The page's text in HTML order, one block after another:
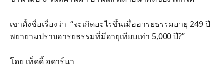
เขาตั้งชื่อเรื่องว่า “จะเกิดอะไรขึ้นเมื่ออารยธรรมอายุ 249 ปี
พยายามปราบอารยธรรมที่มีอายุเทียบเท่า 5,000 ปี?”
โดย เท็ดดี้ อดาร์นา